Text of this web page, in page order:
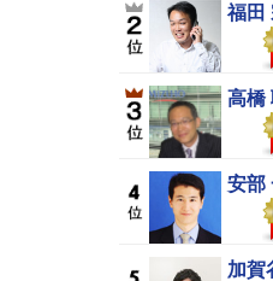
福田
高橋
安部
加賀